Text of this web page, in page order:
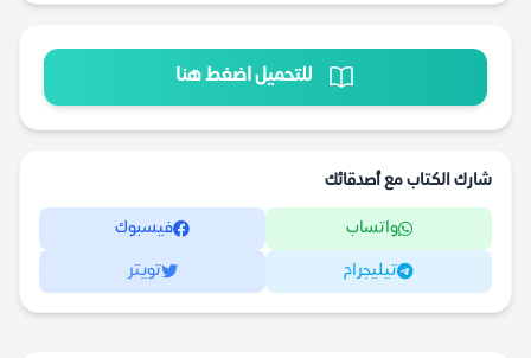
للتحميل اضغط هنا
شارك الكتاب مع أصدقائك
واتساب فيسبوك
تيليجرام تويتر